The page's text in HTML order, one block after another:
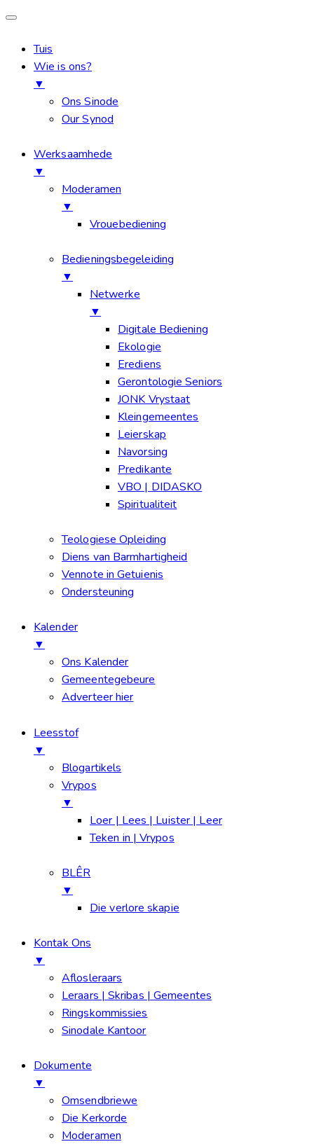
Tuis
Wie is ons?
▼
Ons Sinode
Our Synod
Werksaamhede
▼
Moderamen
▼
Vrouebediening
Bedieningsbegeleiding
▼
Netwerke
▼
Digitale Bediening
Ekologie
Erediens
Gerontologie Seniors
JONK Vrystaat
Kleingemeentes
Leierskap
Navorsing
Predikante
VBO | DIDASKO
Spiritualiteit
Teologiese Opleiding
Diens van Barmhartigheid
Vennote in Getuienis
Ondersteuning
Kalender
▼
Ons Kalender
Gemeentegebeure
Adverteer hier
Leesstof
▼
Blogartikels
Vrypos
▼
Loer | Lees | Luister | Leer
Teken in | Vrypos
BLÊR
▼
Die verlore skapie
Kontak Ons
▼
Aflosleraars
Leraars | Skribas | Gemeentes
Ringskommissies
Sinodale Kantoor
Dokumente
▼
Omsendbriewe
Die Kerkorde
Moderamen